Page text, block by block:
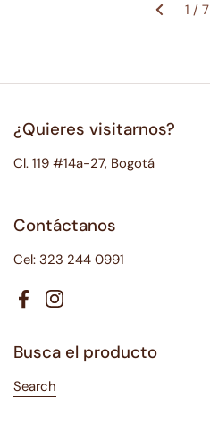
Anterior 1 / 7
¿Quieres visitarnos?
Cl. 119 #14a-27, Bogotá
Contáctanos
Cel: 323 244 0991
FacebookInstagram
Busca el producto
Search